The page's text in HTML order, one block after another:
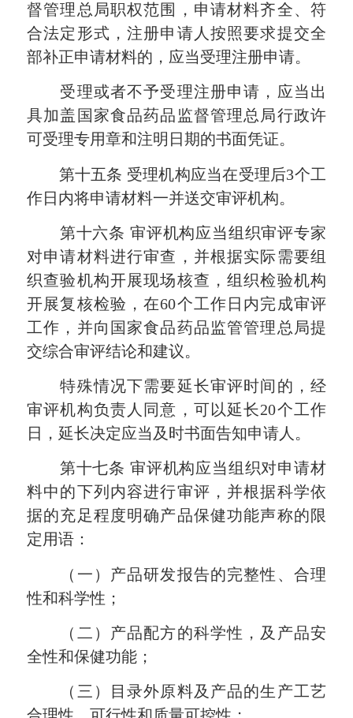
督管理总局职权范围，申请材料齐全、符
合法定形式，注册申请人按照要求提交全
部补正申请材料的，应当受理注册申请。
受理或者不予受理注册申请，应当出
具加盖国家食品药品监督管理总局行政许
可受理专用章和注明日期的书面凭证。
第十五条 受理机构应当在受理后3个工
作日内将申请材料一并送交审评机构。
第十六条 审评机构应当组织审评专家
对申请材料进行审查，并根据实际需要组
织查验机构开展现场核查，组织检验机构
开展复核检验，在60个工作日内完成审评
工作，并向国家食品药品监管管理总局提
交综合审评结论和建议。
特殊情况下需要延长审评时间的，经
审评机构负责人同意，可以延长20个工作
日，延长决定应当及时书面告知申请人。
第十七条 审评机构应当组织对申请材
料中的下列内容进行审评，并根据科学依
据的充足程度明确产品保健功能声称的限
定用语：
（一）产品研发报告的完整性、合理
性和科学性；
（二）产品配方的科学性，及产品安
全性和保健功能；
（三）目录外原料及产品的生产工艺